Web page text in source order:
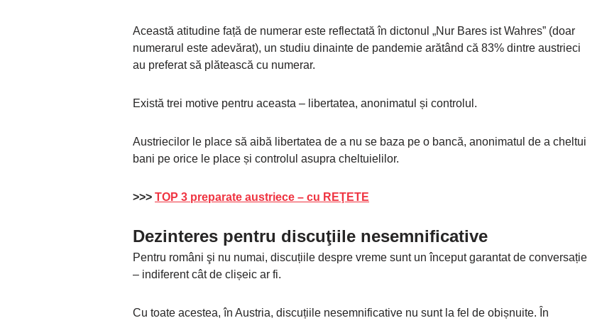
Această atitudine față de numerar este reflectată în dictonul „Nur Bares ist Wahres” (doar
numerarul este adevărat), un studiu dinainte de pandemie arătând că 83% dintre austrieci
au preferat să plătească cu numerar.
Există trei motive pentru aceasta – libertatea, anonimatul și controlul.
Austriecilor le place să aibă libertatea de a nu se baza pe o bancă, anonimatul de a cheltui
bani pe orice le place și controlul asupra cheltuielilor.
>>> TOP 3 preparate austriece – cu REŢETE
Dezinteres pentru discuţiile nesemnificative
Pentru români şi nu numai, discuțiile despre vreme sunt un început garantat de conversație
– indiferent cât de clișeic ar fi.
Cu toate acestea, în Austria, discuțiile nesemnificative nu sunt la fel de obișnuite. În